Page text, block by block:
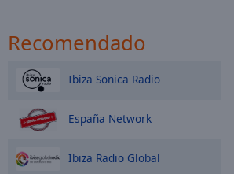
Recomendado
Ibiza Sonica Radio
España Network
Ibiza Radio Global